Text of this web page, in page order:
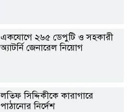
একযোগে ২৬৫ ডেপুটি ও সহকারী
অ্যাটর্নি জেনারেল নিয়োগ
লতিফ সিদ্দিকীকে কারাগারে
পাঠানোর নির্দেশ